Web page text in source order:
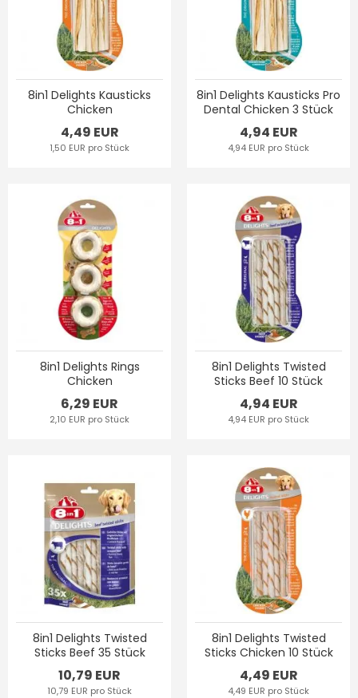
8in1 Delights Kausticks
Chicken
4,49 EUR
1,50 EUR pro Stück
8in1 Delights Kausticks Pro
Dental Chicken 3 Stück
4,94 EUR
4,94 EUR pro Stück
8in1 Delights Rings
Chicken
6,29 EUR
2,10 EUR pro Stück
8in1 Delights Twisted
Sticks Beef 10 Stück
4,94 EUR
4,94 EUR pro Stück
8in1 Delights Twisted
Sticks Beef 35 Stück
10,79 EUR
10,79 EUR pro Stück
8in1 Delights Twisted
Sticks Chicken 10 Stück
4,49 EUR
4,49 EUR pro Stück